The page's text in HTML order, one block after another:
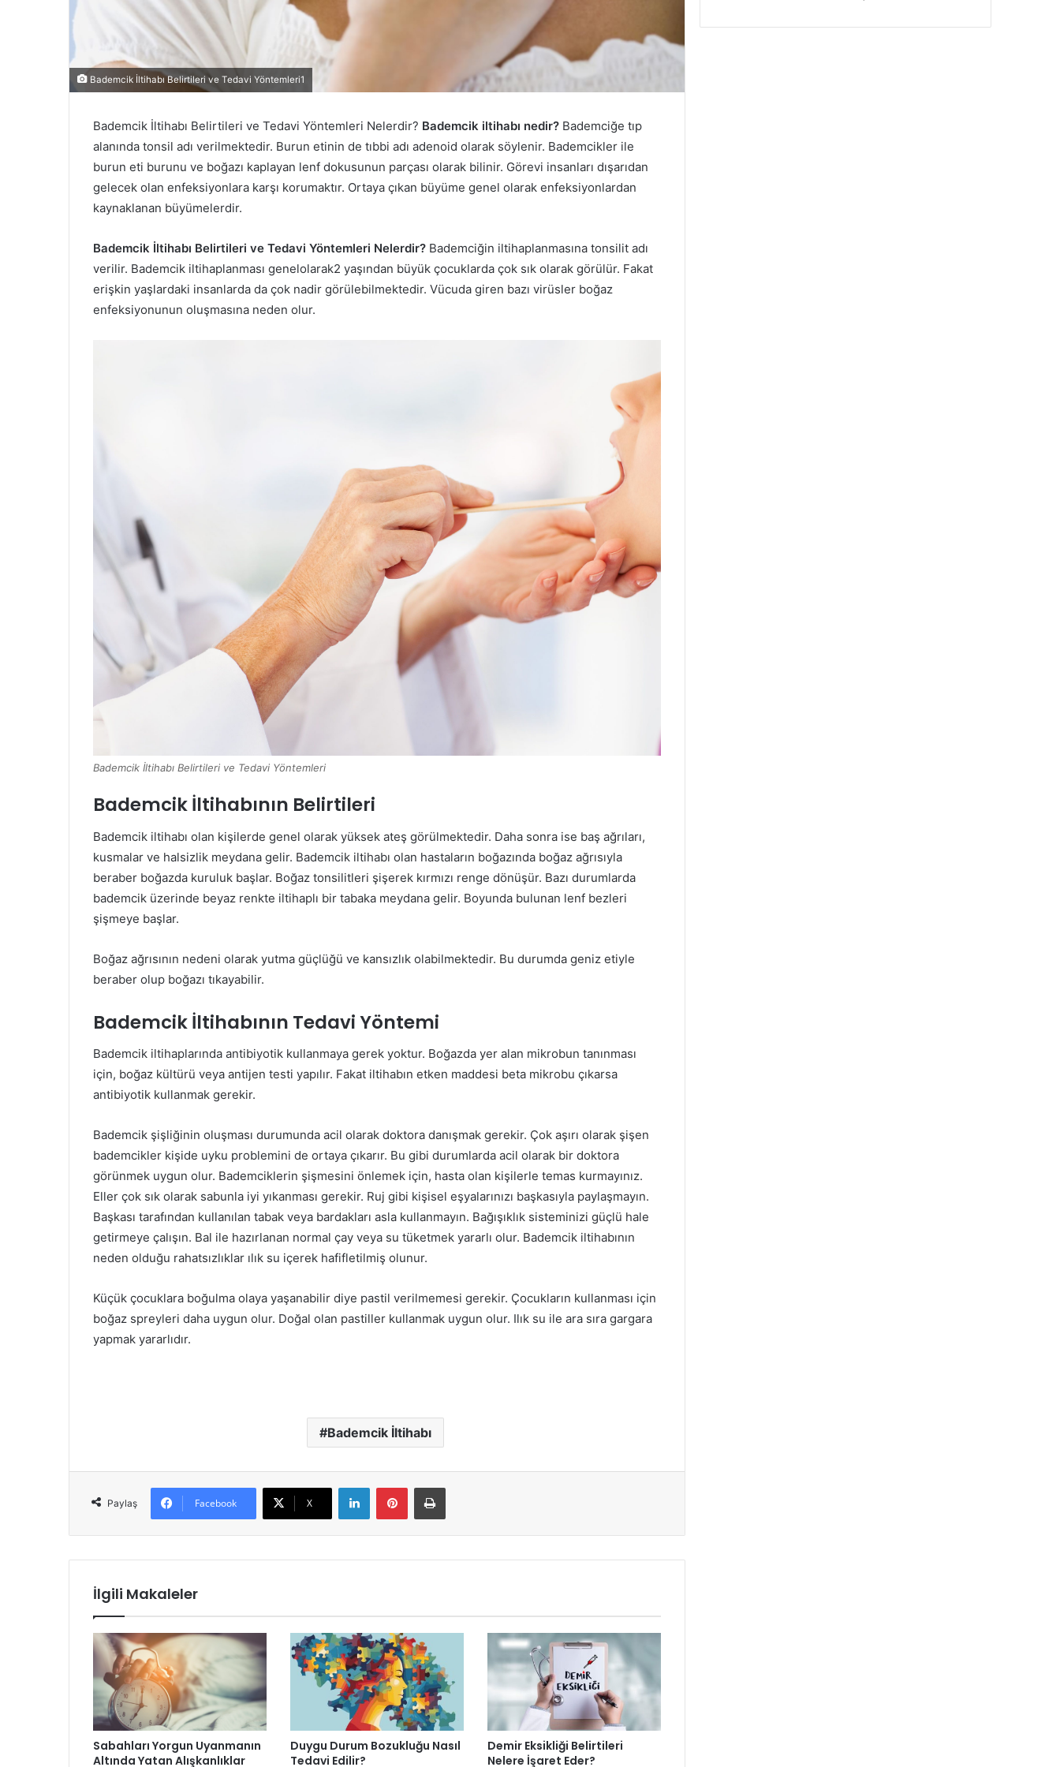
Bademcik İltihabı Belirtileri ve Tedavi Yöntemleri1
Bademcik İltihabı Belirtileri ve Tedavi Yöntemleri Nelerdir? Bademcik iltihabı nedir? Bademciğe tıp
alanında tonsil adı verilmektedir. Burun etinin de tıbbi adı adenoid olarak söylenir. Bademcikler ile
burun eti burunu ve boğazı kaplayan lenf dokusunun parçası olarak bilinir. Görevi insanları dışarıdan
gelecek olan enfeksiyonlara karşı korumaktır. Ortaya çıkan büyüme genel olarak enfeksiyonlardan
kaynaklanan büyümelerdir.
Bademcik İltihabı Belirtileri ve Tedavi Yöntemleri Nelerdir? Bademciğin iltihaplanmasına tonsilit adı
verilir. Bademcik iltihaplanması genelolarak2 yaşından büyük çocuklarda çok sık olarak görülür. Fakat
erişkin yaşlardaki insanlarda da çok nadir görülebilmektedir. Vücuda giren bazı virüsler boğaz
enfeksiyonunun oluşmasına neden olur.
Bademcik İltihabı Belirtileri ve Tedavi Yöntemleri
Bademcik İltihabının Belirtileri
Bademcik iltihabı olan kişilerde genel olarak yüksek ateş görülmektedir. Daha sonra ise baş ağrıları,
kusmalar ve halsizlik meydana gelir. Bademcik iltihabı olan hastaların boğazında boğaz ağrısıyla
beraber boğazda kuruluk başlar. Boğaz tonsilitleri şişerek kırmızı renge dönüşür. Bazı durumlarda
bademcik üzerinde beyaz renkte iltihaplı bir tabaka meydana gelir. Boyunda bulunan lenf bezleri
şişmeye başlar.
Boğaz ağrısının nedeni olarak yutma güçlüğü ve kansızlık olabilmektedir. Bu durumda geniz etiyle
beraber olup boğazı tıkayabilir.
Bademcik İltihabının Tedavi Yöntemi
Bademcik iltihaplarında antibiyotik kullanmaya gerek yoktur. Boğazda yer alan mikrobun tanınması
için, boğaz kültürü veya antijen testi yapılır. Fakat iltihabın etken maddesi beta mikrobu çıkarsa
antibiyotik kullanmak gerekir.
Bademcik şişliğinin oluşması durumunda acil olarak doktora danışmak gerekir. Çok aşırı olarak şişen
bademcikler kişide uyku problemini de ortaya çıkarır. Bu gibi durumlarda acil olarak bir doktora
görünmek uygun olur. Bademciklerin şişmesini önlemek için, hasta olan kişilerle temas kurmayınız.
Eller çok sık olarak sabunla iyi yıkanması gerekir. Ruj gibi kişisel eşyalarınızı başkasıyla paylaşmayın.
Başkası tarafından kullanılan tabak veya bardakları asla kullanmayın. Bağışıklık sisteminizi güçlü hale
getirmeye çalışın. Bal ile hazırlanan normal çay veya su tüketmek yararlı olur. Bademcik iltihabının
neden olduğu rahatsızlıklar ılık su içerek hafifletilmiş olunur.
Küçük çocuklara boğulma olaya yaşanabilir diye pastil verilmemesi gerekir. Çocukların kullanması için
boğaz spreyleri daha uygun olur. Doğal olan pastiller kullanmak uygun olur. Ilık su ile ara sıra gargara
yapmak yararlıdır.
Bademcik İltihabı
Paylaş Facebook X
LinkedInPinterestYazdır
İlgili Makaleler
Sabahları Yorgun Uyanmanın
Altında Yatan Alışkanlıklar
Duygu Durum Bozukluğu Nasıl
Tedavi Edilir?
Demir Eksikliği Belirtileri
Nelere İşaret Eder?